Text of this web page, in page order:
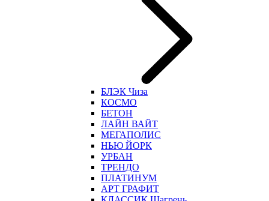
БЛЭК Чиза
КОСМО
БЕТОН
ЛАЙН ВАЙТ
МЕГАПОЛИС
НЬЮ ЙОРК
УРБАН
ТРЕНДО
ПЛАТИНУМ
АРТ ГРАФИТ